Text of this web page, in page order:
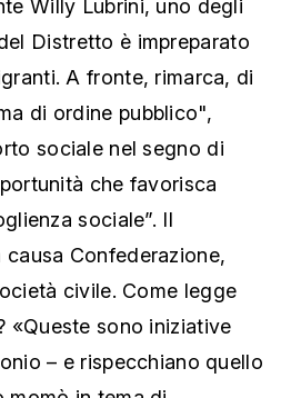
Willy Lubrini, uno degli
Distretto è impreparato
A fronte, rimarca, di
di ordine pubblico",
sociale nel segno di
che favorisca
sociale”. Il
Confederazione,
civile. Come legge
«Queste sono iniziative
– e rispecchiano quello